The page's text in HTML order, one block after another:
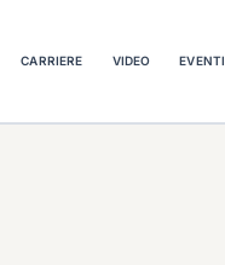
CARRIERE VIDEO EVENTI